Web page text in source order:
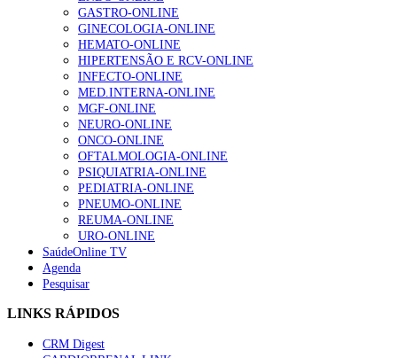
Alguns milhares de utentes podem ficar sem médico de
família com nova regras do registo, alerta associação
155 visualizações
1.º Episódio do Podcast “Frequência Cardio – Sintoniza-
te na Insuficiência Cardíaca” da Bayer
99 visualizações
“Os programas de rastreio do cancro do pulmão são
custo-efetivos e representam um investimento
sustentável para os sistemas de saúde”
88 visualizações
Quase quatro em cada dez doentes com enfarte
86 visualizações
GASTRO-ONLINE
GINECOLOGIA-ONLINE
HEMATO-ONLINE
HIPERTENSÃO E RCV-ONLINE
INFECTO-ONLINE
MED.INTERNA-ONLINE
MGF-ONLINE
NEURO-ONLINE
ONCO-ONLINE
OFTALMOLOGIA-ONLINE
PSIQUIATRIA-ONLINE
PEDIATRIA-ONLINE
PNEUMO-ONLINE
REUMA-ONLINE
URO-ONLINE
SaúdeOnline TV
Agenda
Pesquisar
LINKS RÁPIDOS
CRM Digest